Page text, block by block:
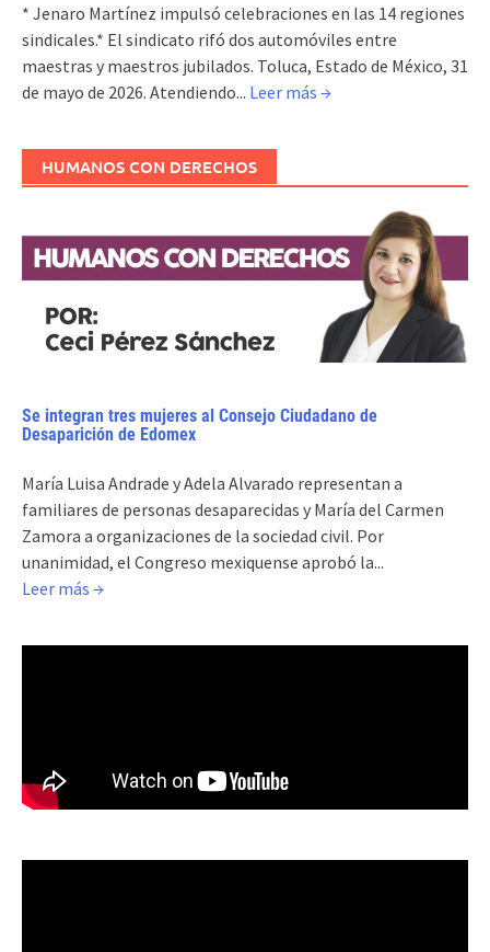
* Jenaro Martínez impulsó celebraciones en las 14 regiones
sindicales.* El sindicato rifó dos automóviles entre
maestras y maestros jubilados. Toluca, Estado de México, 31
de mayo de 2026. Atendiendo... Leer más →
HUMANOS CON DERECHOS
Se integran tres mujeres al Consejo Ciudadano de
Desaparición de Edomex
María Luisa Andrade y Adela Alvarado representan a
familiares de personas desaparecidas y María del Carmen
Zamora a organizaciones de la sociedad civil. Por
unanimidad, el Congreso mexiquense aprobó la...
Leer más →